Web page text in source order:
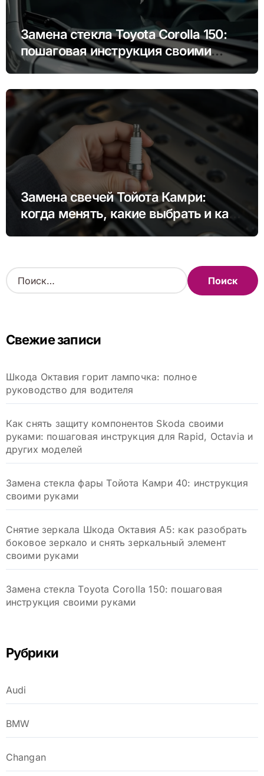
Замена стекла Toyota Corolla 150:
пошаговая инструкция своими
руками
Замена свечей Тойота Камри:
когда менять, какие выбрать и как
сделать это самому
Н
а
:Свежие записи
Шкода Октавия горит лампочка: полное
руководство для водителя
Как снять защиту компонентов Skoda своими
руками: пошаговая инструкция для Rapid, Octavia и
других моделей
Замена стекла фары Тойота Камри 40: инструкция
своими руками
Снятие зеркала Шкода Октавия А5: как разобрать
боковое зеркало и снять зеркальный элемент
своими руками
Замена стекла Toyota Corolla 150: пошаговая
инструкция своими руками
Рубрики
Audi
BMW
Changan